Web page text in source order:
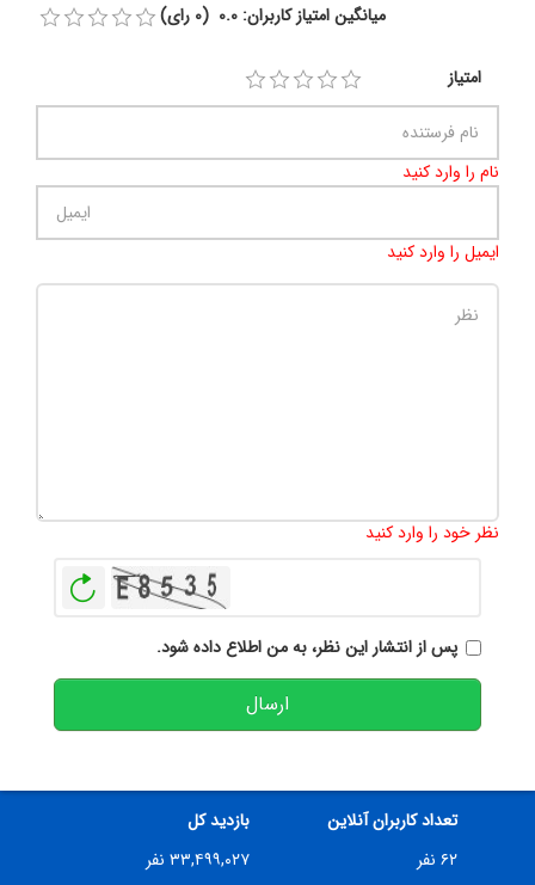
میانگین امتیاز کاربران: 0.0 (0 رای)
امتیاز
نام را وارد کنید
ایمیل را وارد کنید
نظر خود را وارد کنید
پس از انتشار این نظر، به من اطلاع داده شود.
ارسال
تعداد کاربران آنلاین
۶۲ نفر
بازدید کل
۳۳,۴۹۹,۰۲۷ نفر